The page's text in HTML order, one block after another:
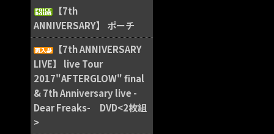
【7th
ANNIVERSARY】 ポーチ
【7th ANNIVERSARY
LIVE】 live Tour
2017"AFTERGLOW" final
& 7th Anniversary live -
Dear Freaks- DVD<2枚組
>